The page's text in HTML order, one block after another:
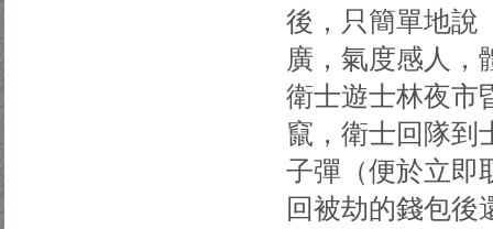
後，只簡單地說
廣，氣度感人，
衛士遊士林夜市
竄，衛士回隊到
子彈（便於立即
回被劫的錢包後